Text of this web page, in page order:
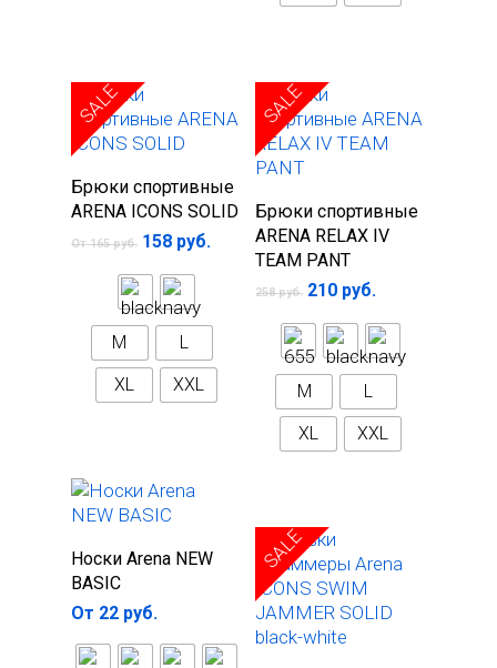
параметры
SALE
Брюки спортивные
ARENA ICONS SOLID
От165руб. 158 руб.
M
L
XL
XXL
параметры
SALE
Брюки спортивные
ARENA RELAX IV
TEAM PANT
258руб. 210 руб.
M
L
XL
XXL
Выберите
параметры
Носки Arena NEW
BASIC
От 22 руб.
SALE